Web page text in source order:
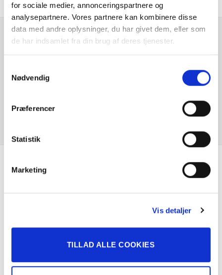
for sociale medier, annonceringspartnere og
analysepartnere. Vores partnere kan kombinere disse
data med andre oplysninger, du har givet dem, eller som
de har indsamlet fra din brug af deres tjenester.
Nødvendig
Præferencer
Statistik
Marketing
Vis detaljer
TILLAD ALLE COOKIES
Fartpilot adaptiv
Fjernbetjent centrallås
Isofix
Justerbart rat
Er du interesseret i
kunder siger